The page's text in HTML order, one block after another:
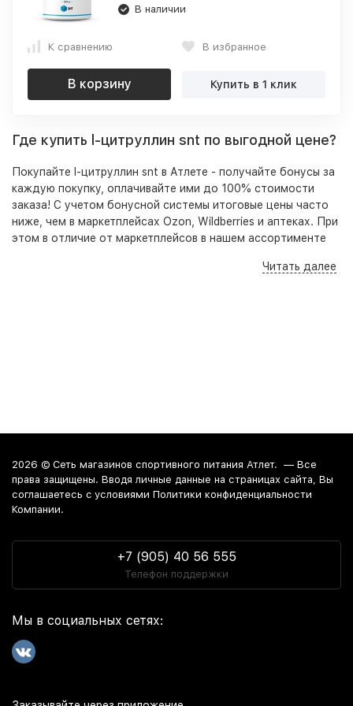
В наличии
К сравнению В избранное
В корзину Купить в 1 клик
Где купить l-цитруллин snt по выгодной цене?
Покупайте l-цитруллин snt в Атлете - получайте бонусы за
каждую покупку, оплачивайте ими до 100% стоимости
заказа! С учетом бонусной системы итоговые цены часто
ниже, чем в маркетплейсах Ozon, Wildberries и аптеках. При
этом в отличие от маркетплейсов в нашем ассортименте
гарантирующие безопасность приема и высокую
России. Среди них:Москва. Забрать заказ из магазина
можно в Краснодаре, Анапе и Новороссийске.
Читать далее
2026 © Сеть магазинов спортивного питания Атлет. — Все
права защищены. Вводя личные данные на страницах сайта, Вы
соглашаетесь c условиями Политики конфиденциальности
Компании.
+7 (905) 40 56 555
Телефон поддержки
Мы в социальных сетях: